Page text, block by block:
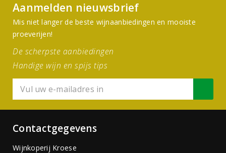
Aanmelden nieuwsbrief
Mis niet langer de beste wijnaanbiedingen en mooiste
proeverijen!
De scherpste aanbiedingen
Handige wijn en spijs tips
Contactgegevens
Wijnkoperij Kroese